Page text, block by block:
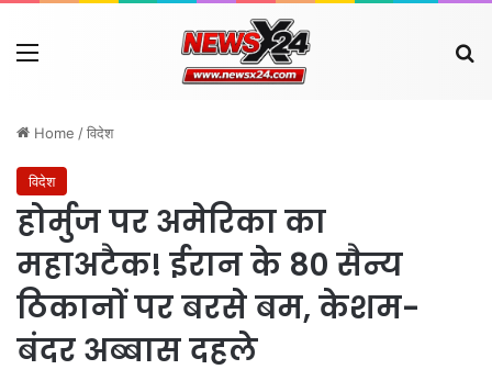
Menu
Home /विदेश
विदेश
होर्मुज पर अमेरिका का
महाअटैक! ईरान के 80 सैन्य
ठिकानों पर बरसे बम, केशम-
बंदर अब्बास दहले